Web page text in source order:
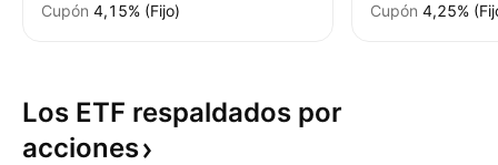
Cupón 4,15% (Fijo)
Cupón 4,25%
Los ETF respaldados por
acciones